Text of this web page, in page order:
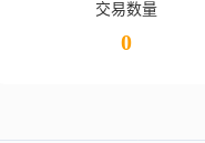
交易数量
0